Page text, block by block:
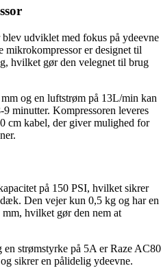
udviklet med fokus på ydeevne
mikrokompressor er designet til
hvilket gør den velegnet til brug
og en luftstrøm på 13L/min kan
minutter. Kompressoren leveres
cm kabel, der giver mulighed for
på 150 PSI, hvilket sikrer
Den vejer kun 0,5 kg og har en
hvilket gør den nem at
strømstyrke på 5A er Raze AC80
sikrer en pålidelig ydeevne.